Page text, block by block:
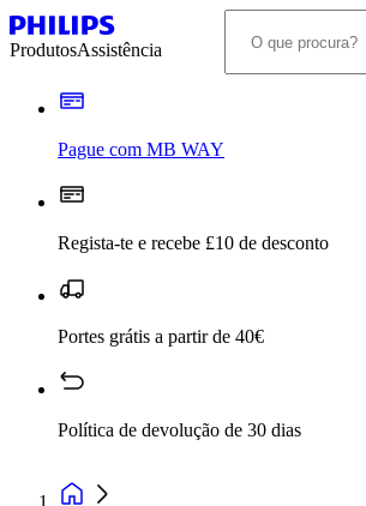
ProdutosAssistência
Pague com MB WAY
Regista-te e recebe £10 de desconto
Portes grátis a partir de 40€
Política de devolução de 30 dias